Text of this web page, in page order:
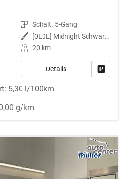
Getriebe Schalt. 5-Gang
Außenfarbe
[0E0E] Midnight Schwarz Metallic
Kilometerstand 20 km
Details
5,30 l/100km
g/km